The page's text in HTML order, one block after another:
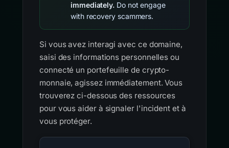
immediately. Do not engage
with recovery scammers.
Si vous avez interagi avec ce domaine,
saisi des informations personnelles ou
connecté un portefeuille de crypto-
monnaie, agissez immédiatement. Vous
trouverez ci-dessous des ressources
pour vous aider à signaler l'incident et à
vous protéger.